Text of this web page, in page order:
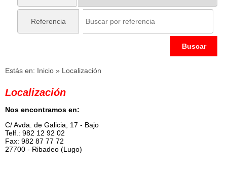
Referencia
Buscar
Estás en: Inicio » Localización
Localización
Nos encontramos en:
C/ Avda. de Galicia, 17 - Bajo
Telf.: 982 12 92 02
Fax: 982 87 77 72
27700 - Ribadeo (Lugo)